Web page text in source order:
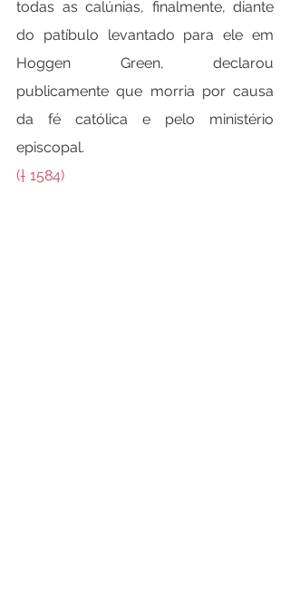
todas as calúnias, finalmente, diante
do patíbulo levantado para ele em
Hoggen Green, declarou
publicamente que morria por causa
da fé católica e pelo ministério
episcopal.
(† 1584)